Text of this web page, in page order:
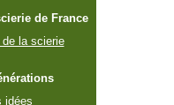
de France
la scierie
idées